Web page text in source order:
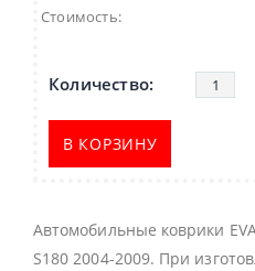
Стоимость:
В КОРЗИНУ
Автомобильные коврики
S180 2004-2009. При